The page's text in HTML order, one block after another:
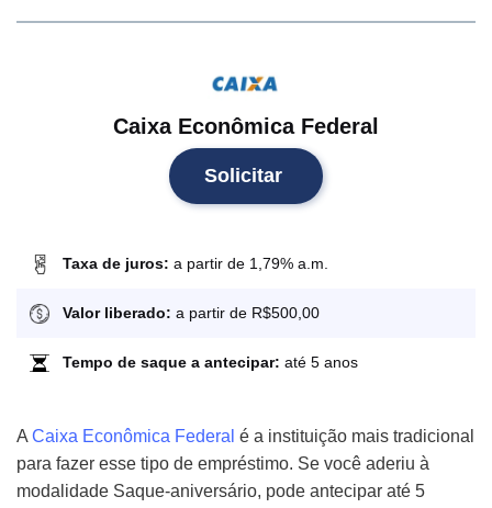
Caixa Econômica Federal
Solicitar
Taxa de juros: a partir de 1,79% a.m.
Valor liberado: a partir de R$500,00
Tempo de saque a antecipar: até 5 anos
A Caixa Econômica Federal é a instituição mais tradicional
para fazer esse tipo de empréstimo. Se você aderiu à
modalidade Saque-aniversário, pode antecipar até 5